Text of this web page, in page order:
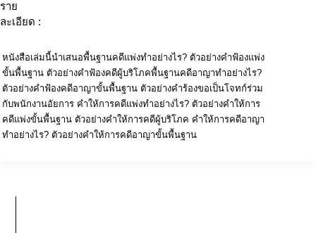
ราย
ละเอียด :
หนังสือเล่มนี้นำเสนอพื้นฐานคดีแพ่งทำอย่างไร? ตัวอย่างคำฟ้องแพ่ง
ขั้นพื้นฐาน ตัวอย่างคำฟ้องคดีผู้บริโภคพื้นฐานคดีอาญาทำอย่างไร?
ตัวอย่างคำฟ้องคดีอาญาขั้นพื้นฐาน ตัวอย่างคำร้องขอเป็นโจทก์ร่วม
กับพนักงานอัยการ คำให้การคดีแพ่งทำอย่างไร? ตัวอย่างคำให้การ
คดีแพ่งขั้นพื้นฐาน ตัวอย่างคำให้การคดีผู้บริโภค คำให้การคดีอาญา
ทำอย่างไร? ตัวอย่างคำให้การคดีอาญาขั้นพื้นฐาน